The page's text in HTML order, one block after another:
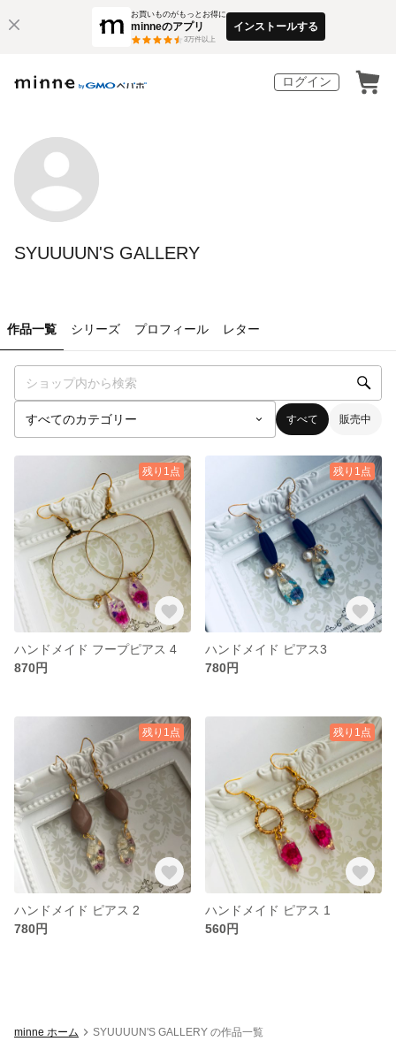
お買いものがもっとお得に
minneのアプリ
3万件以上
インストールする
ログイン
SYUUUUN'S GALLERY
作品一覧 シリーズ プロフィール レター
すべて 販売中
残り1点
ハンドメイド フープピアス 4
870円
残り1点
ハンドメイド ピアス3
780円
残り1点
ハンドメイド ピアス 2
780円
残り1点
ハンドメイド ピアス 1
560円
minne ホーム SYUUUUN'S GALLERY の作品一覧